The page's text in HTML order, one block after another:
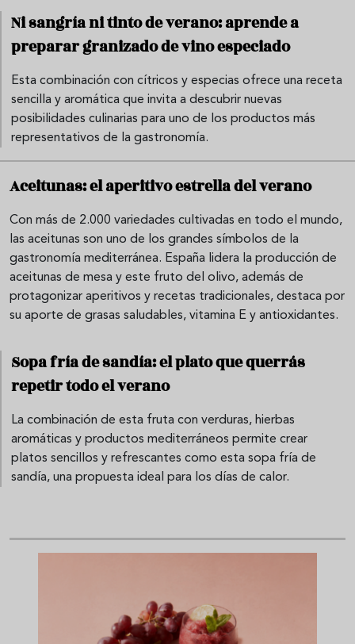
Ni sangría ni tinto de verano: aprende a
preparar granizado de vino especiado
Esta combinación con cítricos y especias ofrece una receta
sencilla y aromática que invita a descubrir nuevas
posibilidades culinarias para uno de los productos más
representativos de la gastronomía.
Aceitunas: el aperitivo estrella del verano
Con más de 2.000 variedades cultivadas en todo el mundo,
las aceitunas son uno de los grandes símbolos de la
gastronomía mediterránea. España lidera la producción de
aceitunas de mesa y este fruto del olivo, además de
protagonizar aperitivos y recetas tradicionales, destaca por
su aporte de grasas saludables, vitamina E y antioxidantes.
Sopa fría de sandía: el plato que querrás
repetir todo el verano
La combinación de esta fruta con verduras, hierbas
aromáticas y productos mediterráneos permite crear
platos sencillos y refrescantes como esta sopa fría de
sandía, una propuesta ideal para los días de calor.